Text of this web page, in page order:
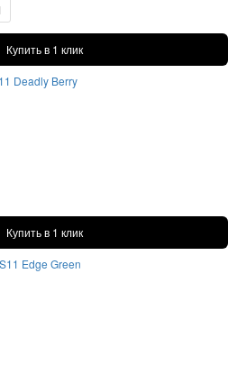
Купить в 1 клик
Deadly Berry
Купить в 1 клик
Edge Green